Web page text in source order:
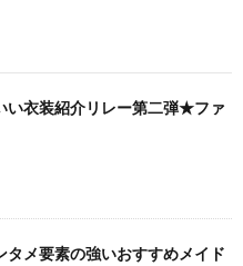
い衣装紹介リレー第二弾★ファ
タメ要素の強いおすすめメイド